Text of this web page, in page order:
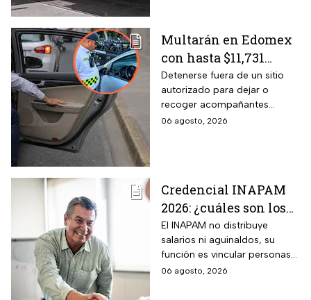
Multarán en Edomex
con hasta $11,731
pesos a todos los
conductores que
realicen esta práctica
tan común para subir
Detenerse fuera de un sitio
autorizado para dejar o
recoger acompañantes
puede salir carísimo en
del Reglamento de Tránsito
estatal mexiquense.
06 agosto, 2026
Credencial INAPAM
2026: ¿cuáles son los
requisitos para
tramitarla gratis y
cómo acceder a un
empleo de $9,582 al
El INAPAM no distribuye
salarios ni aguinaldos, su
función es vincular personas
con ofertas laborales, quienes
06 agosto, 2026